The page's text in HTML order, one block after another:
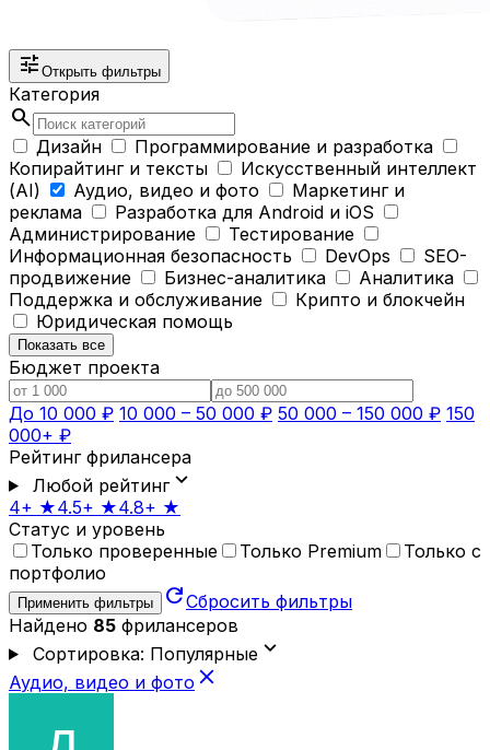
tune Открыть фильтры
Категория
search
Дизайн
Программирование и разработка
Копирайтинг и тексты
Искусственный интеллект
(AI)
Аудио, видео и фото
Маркетинг и
реклама
Разработка для Android и iOS
Администрирование
Тестирование
Информационная безопасность
DevOps
SEO-
продвижение
Бизнес-аналитика
Аналитика
Поддержка и обслуживание
Крипто и блокчейн
Юридическая помощь
Показать все
Бюджет проекта
До 10 000 ₽ 10 000 – 50 000 ₽ 50 000 – 150 000 ₽ 150
000+ ₽
Рейтинг фрилансера
Любой рейтингexpand_more
4+ ★4.5+ ★4.8+ ★
Статус и уровень
Только проверенные
Только Premium
Только с
портфолио
Применить фильтры refreshСбросить фильтры
Найдено 85 фрилансеров
Сортировка: Популярныеexpand_more
Аудио, видео и фото close